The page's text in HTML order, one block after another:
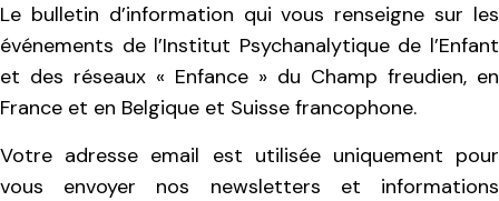
Le bulletin d’information qui vous renseigne sur les
événements de l’Institut Psychanalytique de l’Enfant
et des réseaux « Enfance » du Champ freudien, en
France et en Belgique et Suisse francophone.
Votre adresse email est utilisée uniquement pour
vous envoyer nos newsletters et informations